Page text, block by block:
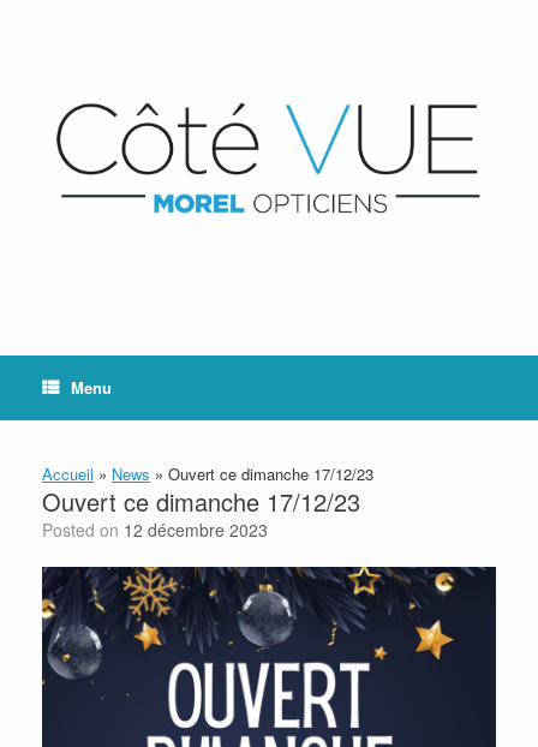
Menu
Accueil » News » Ouvert ce dimanche 17/12/23
Ouvert ce dimanche 17/12/23
Posted on 12 décembre 2023